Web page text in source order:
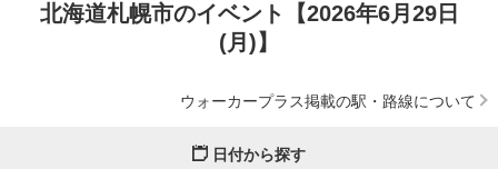
北海道札幌市のイベント【2026年6月29日
(月)】
ウォーカープラス掲載の駅・路線について
日付から探す